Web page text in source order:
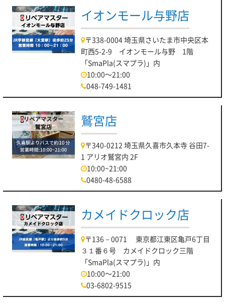
イオンモール与野店
〒338-0004 埼玉県さいたま市中央区本
町西5-2-9 イオンモール与野 1階
「SmaPla(スマプラ)」内
10:00～21:00
048-749-1481
鷲宮店
〒340-0212 埼玉県久喜市久本寺 谷田7-
1 アリオ鷲宮内 2F
10:00~21:00
0480-48-6588
カメイドクロック店
〒136－0071 東京都江東区亀戸6丁目
３１番６号 カメイドクロック三階
「SmaPla(スマプラ)」内
10:00～21:00
03-6802-9515